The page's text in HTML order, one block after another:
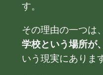
す。
その理由の一つは、
学校という場所が
いう現実にありま